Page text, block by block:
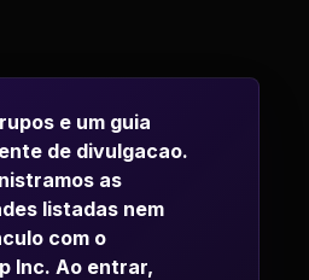
e um guia
de divulgacao.
as
listadas nem
com o
Inc. Ao entrar,